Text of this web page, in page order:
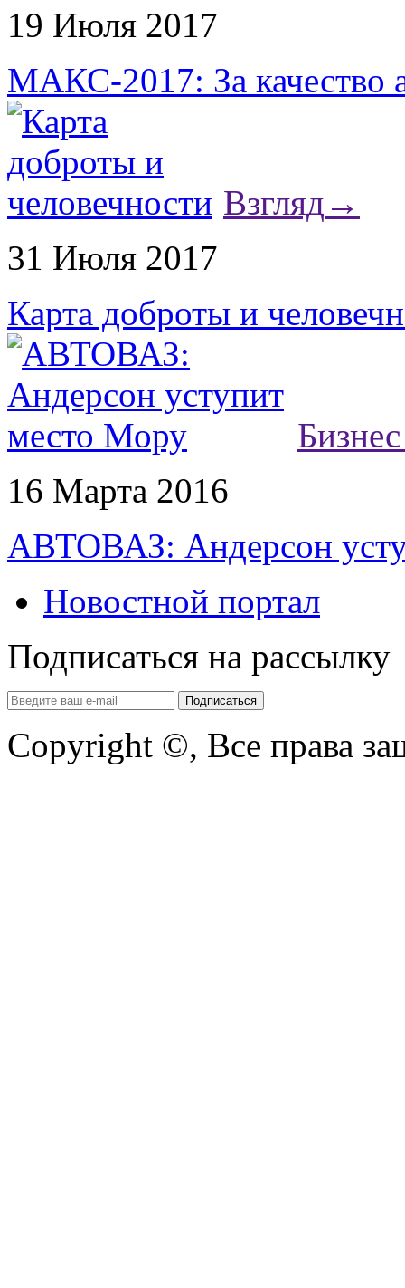
19 Июля 2017
МАКС-2017: За качество
Взгляд →
31 Июля 2017
Карта доброты и
Бизнес
16 Марта 2016
АВТОВАЗ: Андерсон
Новостной портал
Подписаться на рассылку
Copyright ©, Все права